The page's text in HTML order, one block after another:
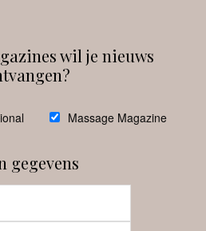
wil je nieuws
Massage Magazine
gegevens